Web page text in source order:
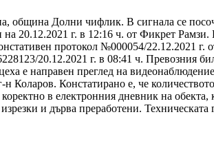
Долни чифлик. В сигнала се
20.12.2021 г. в 12:16 ч. от Фикрет
протокол №000054/22.12.2021 г.
20.12.2021 г. в 08:41 ч. Превозния
е направен преглед на
Коларов. Констатирано е, че
в електронния дневник на
и дърва преработени.